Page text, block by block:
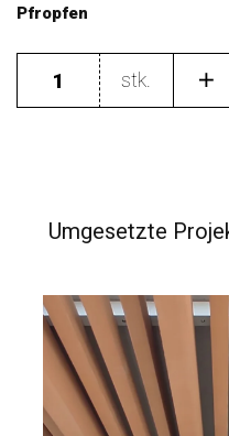
Pfropfen
stk.
Umgesetzte